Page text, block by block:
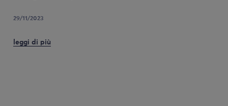
29/11/2023
leggi di più